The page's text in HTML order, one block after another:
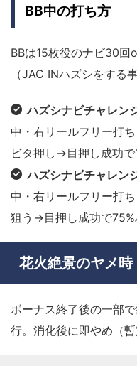
BB中の打ち方
BBは15枚役のナビ30
（JAC INハズシをする
ハズシナビチャレン
中・右リールフリー打
ビタ押し→目押し成功
ハズシナビチャレン
中・右リールフリー打
狙う→目押し成功で75%
花火絶景のヤメ時
ボーナス終了後の一部
行。消化後に即やめ（暫